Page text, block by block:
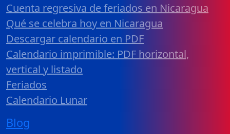
Cuenta regresiva de feriados en Nicaragua
Qué se celebra hoy en Nicaragua
Descargar calendario en PDF
Calendario imprimible: PDF horizontal,
vertical y listado
Feriados
Calendario Lunar
Blog